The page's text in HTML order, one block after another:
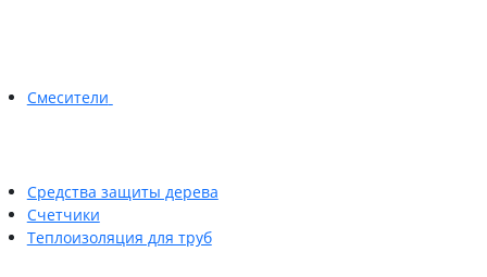
Смесители
Средства защиты дерева
Счетчики
Теплоизоляция для труб